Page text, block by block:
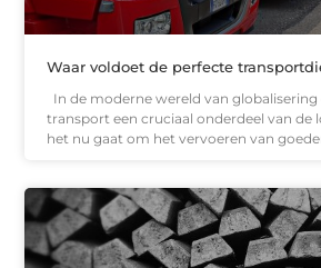
Waar voldoet de perfecte
In de moderne wereld van globalisering
transport een cruciaal onderdeel van de
het nu gaat om het vervoeren van